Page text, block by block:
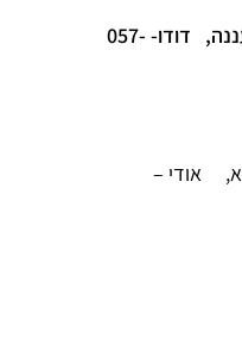
יועץ שירות הילוך שישי יונדאי רעננה, דודו- 057-
אודי –